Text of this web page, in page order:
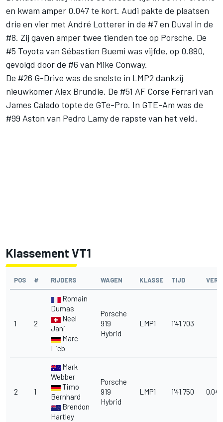
en kwam amper 0.047 te kort. Audi pakte de plaatsen
drie en vier met André Lotterer in de #7 en Duval in de
#8. Zij gaven amper twee tienden toe op Porsche. De
#5 Toyota van Sébastien Buemi was vijfde, op 0.890,
gevolgd door de #6 van Mike Conway.
De #26 G-Drive was de snelste in LMP2 dankzij
nieuwkomer Alex Brundle. De #51 AF Corse Ferrari van
James Calado topte de GTe-Pro. In GTE-Am was de
#99 Aston van Pedro Lamy de rapste van het veld.
Klassement VT1
POS # RIJDERS WAGEN KLASSE TIJD
1 2
Romain
Dumas
Neel
Jani
Marc
Lieb
Porsche
919
Hybrid
LMP1 1'41.703
2 1
Mark
Webber
Timo
Bernhard
Brendon
Hartley
Porsche
919
Hybrid
LMP1 1'41.750 0.047